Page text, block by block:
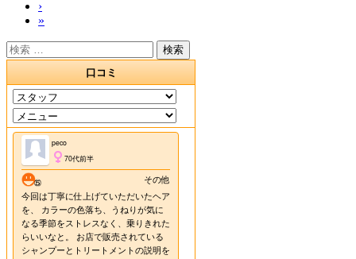
›
»